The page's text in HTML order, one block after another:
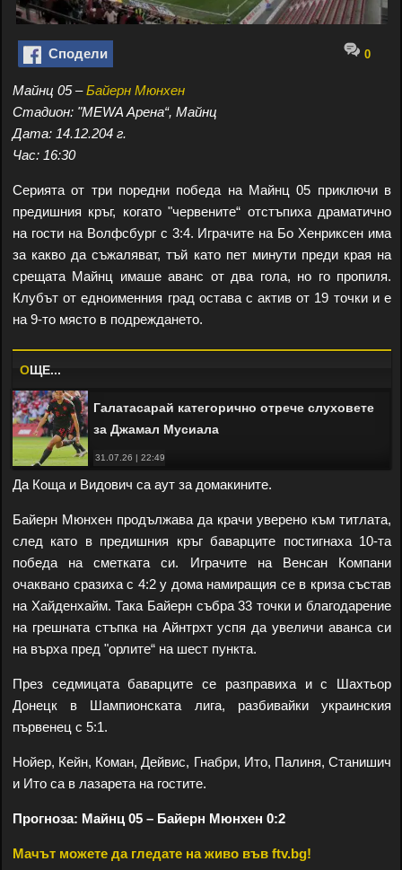
Сподели 0
Майнц 05 –Байерн Мюнхен
Стадион: "MEWA Арена“, Майнц
Дата: 14.12.204 г.
Час: 16:30
Серията от три поредни победа на Майнц 05 приключи в
предишния кръг, когато "червените“ отстъпиха драматично
на гости на Волфсбург с 3:4. Играчите на Бо Хенриксен има
за какво да съжаляват, тъй като пет минути преди края на
срещата Майнц имаше аванс от два гола, но го пропиля.
Клубът от едноименния град остава с актив от 19 точки и е
на 9-то място в подреждането.
OЩЕ...
31.07.26 | 22:49
Галатасарай категорично отрече слуховете
за Джамал Мусиала
Да Коща и Видович са аут за домакините.
Байерн Мюнхен продължава да крачи уверено към титлата,
след като в предишния кръг баварците постигнаха 10-та
победа на сметката си. Играчите на Венсан Компани
очаквано сразиха с 4:2 у дома намиращия се в криза състав
на Хайденхайм. Така Байерн събра 33 точки и благодарение
на грешната стъпка на Айнтрхт успя да увеличи аванса си
на върха пред "орлите“ на шест пункта.
През седмицата баварците се разправиха и с Шахтьор
Донецк в Шампионската лига, разбивайки украинския
първенец с 5:1.
Нойер, Кейн, Коман, Дейвис, Гнабри, Ито, Палиня, Станишич
и Ито са в лазарета на гостите.
Прогноза: Майнц 05 – Байерн Мюнхен 0:2
Мачът можете да гледате на живо във ftv.bg!